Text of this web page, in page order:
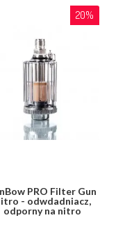
20%
PRO Filter Gun
- odwdadniacz,
odporny na nitro